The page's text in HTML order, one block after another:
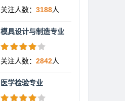
关注人数： 3188人
模具设计与制造专业
关注人数： 2842人
医学检验专业